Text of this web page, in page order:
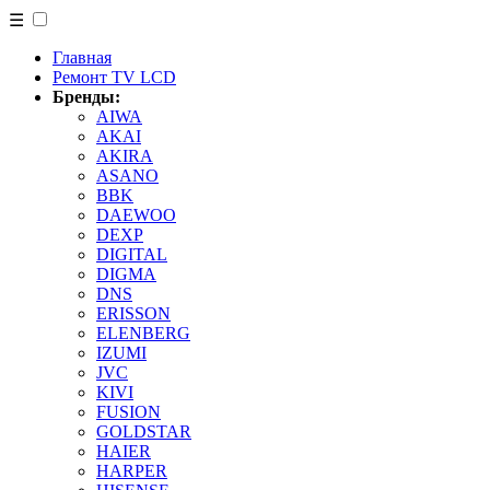
☰
Главная
Ремонт TV LCD
Бренды:
AIWA
AKAI
AKIRA
ASANO
BBK
DAEWOO
DEXP
DIGITAL
DIGMA
DNS
ERISSON
ELENBERG
IZUMI
JVC
KIVI
FUSION
GOLDSTAR
HAIER
HARPER